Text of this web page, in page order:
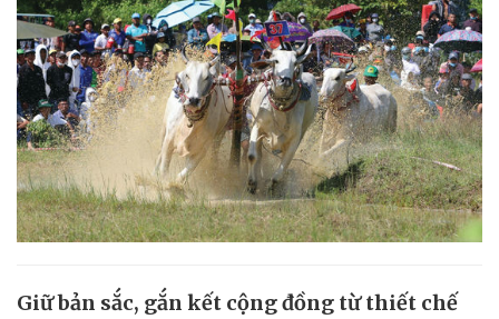
Giữ bản sắc, gắn kết cộng đồng từ thiết chế